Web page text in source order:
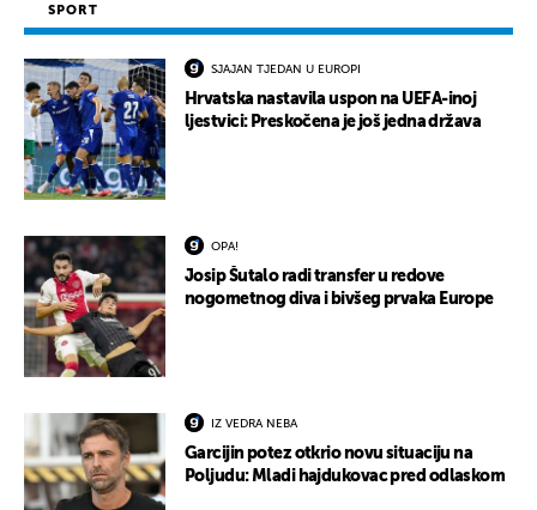
SPORT
SJAJAN TJEDAN U EUROPI
Hrvatska nastavila uspon na UEFA-inoj
ljestvici: Preskočena je još jedna država
OPA!
Josip Šutalo radi transfer u redove
nogometnog diva i bivšeg prvaka Europe
IZ VEDRA NEBA
Garcijin potez otkrio novu situaciju na
Poljudu: Mladi hajdukovac pred odlaskom